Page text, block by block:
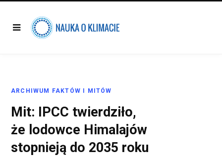
ARCHIWUM FAKTÓW I MITÓW
Mit: IPCC twierdziło,
że lodowce Himalajów
stopnieją do 2035 roku